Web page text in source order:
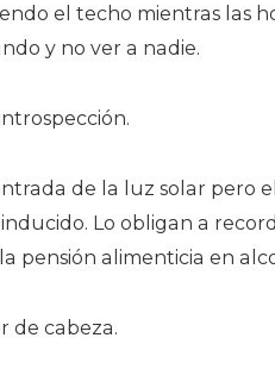
el techo mientras las
y no ver a nadie.
de la luz solar pero
Lo obligan a
pensión alimenticia en
de cabeza.